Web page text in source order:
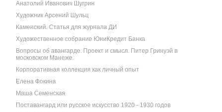
Анатолий Иванович Шугрин
Художник Арсений Шульц
Каменский. Статья для журнала ДИ
Художественное собрание ЮниКредит Банка
Вопросы об авангарде. Проект и смысл. Питер Гринуэй в
московском Манеже.
Корпоративная коллекция как личный опыт
Елена Фокина
Маша Семенская
Поставангард или русское искусство 1920 - 1930 годов